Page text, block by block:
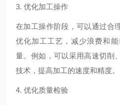
3. 优化加工操作
在加工操作阶段，可以通过合
优化加工工艺，减少浪费和
量。例如，可以采用高速切削
技术，提高加工的速度和精度。
4. 优化质量检验